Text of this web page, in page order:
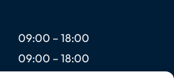
09:00 – 18:00
09:00 – 18:00